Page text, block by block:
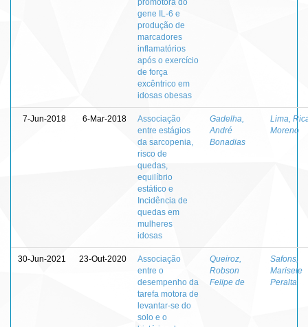
gene IL-6 e
produção de
marcadores
inflamatórios
após o exercício
de força
excêntrico em
idosas obesas
7-Jun-2018 6-Mar-2018
Associação
entre estágios
da sarcopenia,
risco de
quedas,
equilíbrio
estático e
Incidência de
quedas em
mulheres
idosas
Gadelha,
André
Bonadias
Lima,
Moreno
30-Jun-2021 23-Out-2020
Associação
entre o
desempenho da
tarefa motora de
levantar-se do
solo e o
Queiroz,
Robson
Felipe de
Safons,
Marisete
Peralta